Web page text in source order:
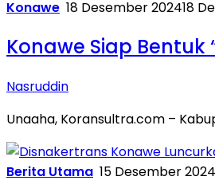
Konawe 18 Desember 202418
Konawe Siap
Nasruddin
Unaaha, Koransultra.com –
Berita Utama 15 Desember 2024